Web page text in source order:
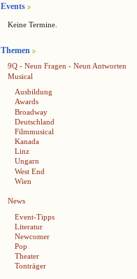
Events
Keine Termine.
Themen
9Q - Neun Fragen - Neun Antworten
Musical
Ausbildung
Awards
Broadway
Deutschland
Filmmusical
Kanada
Linz
Ungarn
West End
Wien
News
Event-Tipps
Literatur
Newcomer
Pop
Theater
Tonträger